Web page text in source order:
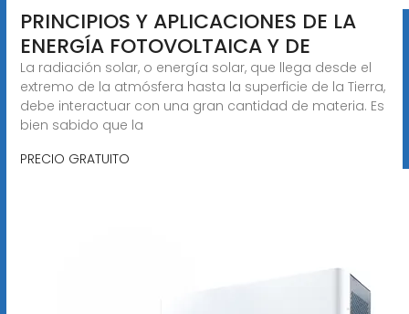
PRINCIPIOS Y APLICACIONES DE LA
ENERGÍA FOTOVOLTAICA Y DE
La radiación solar, o energía solar, que llega desde el
extremo de la atmósfera hasta la superficie de la Tierra,
debe interactuar con una gran cantidad de materia. Es
bien sabido que la
PRECIO GRATUITO